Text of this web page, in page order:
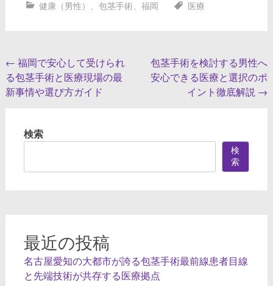
健康（男性） 、 包茎手術、 福岡 医療
投
稿
ナ
← 福岡で安心して受けられ
る包茎手術と医療現場の最
新事情や選び方ガイド
包茎手術を検討する男性へ
安心できる医療と選択のポ
イント徹底解説 →
検索
検
索
最近の投稿
名古屋愛知の大都市が誇る包茎手術最前線患者目線
と先端技術が共存する医療拠点